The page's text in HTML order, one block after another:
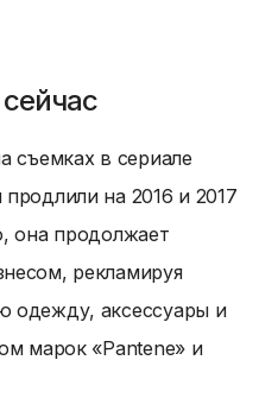
съемках в сериале
на 2016 и 2017
она продолжает
рекламируя
одежду, аксессуары и
марок «Pantene» и